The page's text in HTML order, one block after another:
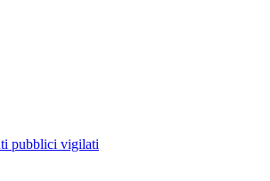
pubblici vigilati